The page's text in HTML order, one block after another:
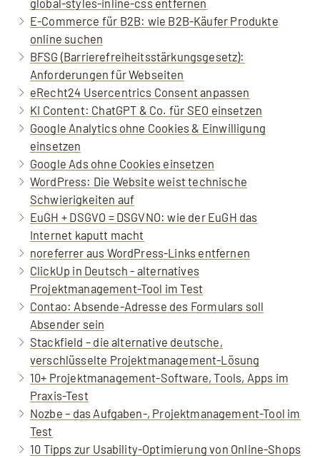
global-styles-inline-css entfernen
E-Commerce für B2B: wie B2B-Käufer Produkte
online suchen
BFSG (Barrierefreiheitsstärkungsgesetz):
Anforderungen für Webseiten
eRecht24 Usercentrics Consent anpassen
KI Content: ChatGPT & Co. für SEO einsetzen
Google Analytics ohne Cookies & Einwilligung
einsetzen
Google Ads ohne Cookies einsetzen
WordPress: Die Website weist technische
Schwierigkeiten auf
EuGH + DSGVO = DSGVNO: wie der EuGH das
Internet kaputt macht
noreferrer aus WordPress-Links entfernen
ClickUp in Deutsch - alternatives
Projektmanagement-Tool im Test
Contao: Absende-Adresse des Formulars soll
Absender sein
Stackfield – die alternative deutsche,
verschlüsselte Projektmanagement-Lösung
10+ Projektmanagement-Software, Tools, Apps im
Praxis-Test
Nozbe – das Aufgaben-, Projektmanagement-Tool im
Test
10 Tipps zur Usability-Optimierung von Online-Shops